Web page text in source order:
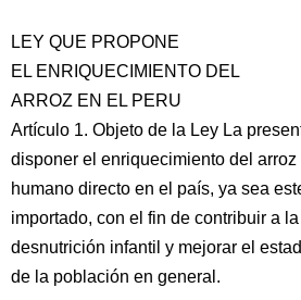
LEY QUE PROPONE
EL ENRIQUECIMIENTO DEL
ARROZ EN EL PERU
Artículo 1. Objeto de la Ley La
disponer el enriquecimiento del
humano directo en el país, ya sea
importado, con el fin de contribuir a
desnutrición infantil y mejorar el
de la población en general.